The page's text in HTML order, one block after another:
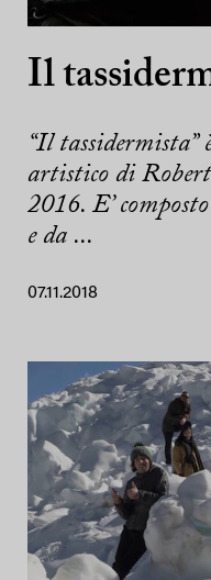
Il
“Il tassidermista”
artistico di
2016. E’
e da ...
07.11.2018